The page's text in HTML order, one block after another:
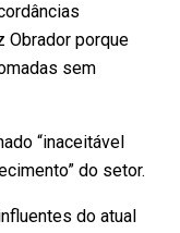
Obrador porque
sem
“inaceitável
do setor.
do atual